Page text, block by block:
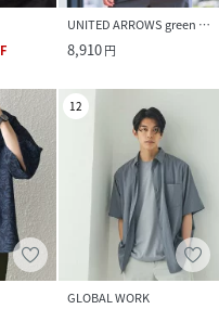
UNITED ARROWS green label relaxing
8,910円
12
GLOBAL WORK